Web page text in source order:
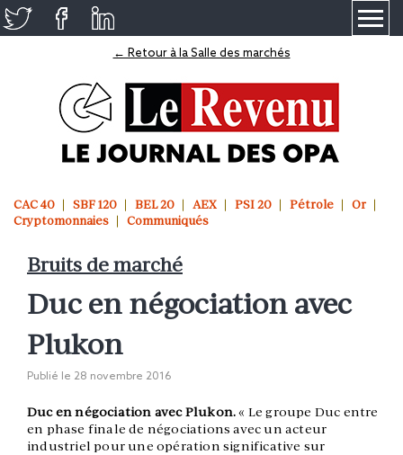
← Retour à la Salle des marchés
CAC 40 SBF 120 BEL 20 AEX PSI 20 Pétrole
Or
Cryptomonnaies
Communiqués
Bruits de marché
Duc en négociation avec
Plukon
Publié le 28 novembre 2016
Duc en négociation avec Plukon.« Le groupe Duc entre
en phase finale de négociations avec un acteur
industriel pour une opération significative sur